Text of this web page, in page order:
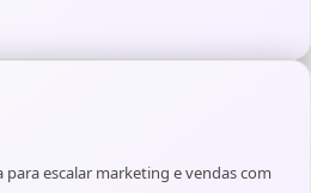
escalar marketing e vendas com